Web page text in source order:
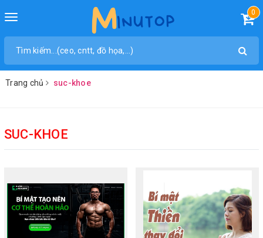
Toggle
0
Trang chủ suc-khoe
SUC-KHOE